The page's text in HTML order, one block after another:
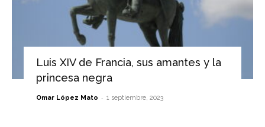
Luis XIV de Francia, sus amantes y la
princesa negra
Omar López Mato - 1 septiembre, 2023